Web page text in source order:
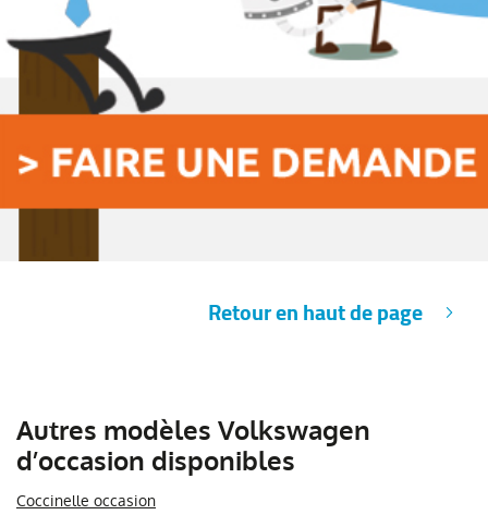
Retour en haut de page
Autres modèles Volkswagen
d’occasion disponibles
Coccinelle occasion